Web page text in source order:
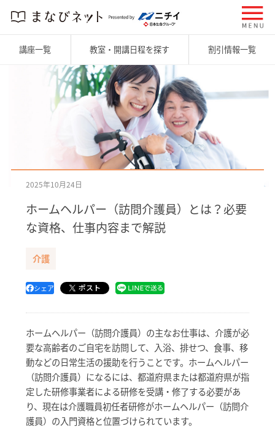
講座一覧 教室・開講日程を探す 割引情報一覧
2025年10月24日
ホームヘルパー（訪問介護員）とは？必要
な資格、仕事内容まで解説
介護
シェア ポスト
ホームヘルパー（訪問介護員）の主なお仕事は、介護が必
要な高齢者のご自宅を訪問して、入浴、排せつ、食事、移
動などの日常生活の援助を行うことです。ホームヘルパー
（訪問介護員）になるには、都道府県または都道府県が指
定した研修事業者による研修を受講・修了する必要があ
り、現在は介護職員初任者研修がホームヘルパー（訪問介
護員）の入門資格と位置づけられています。